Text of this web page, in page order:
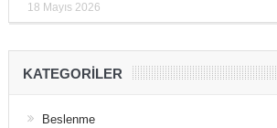
18 Mayıs 2026
KATEGORILER
Beslenme